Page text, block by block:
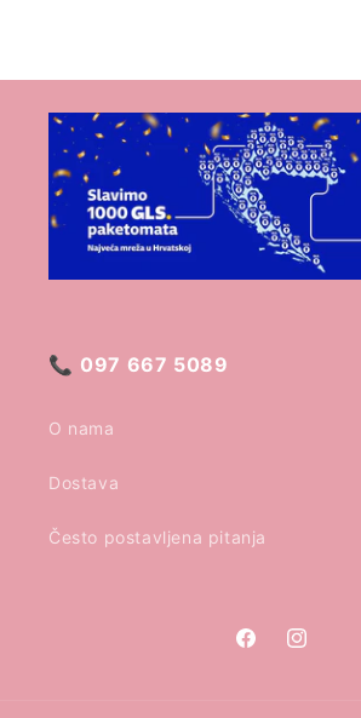
📞 097 667 5089
O nama
Dostava
Često postavljena pitanja
FacebookInstagram